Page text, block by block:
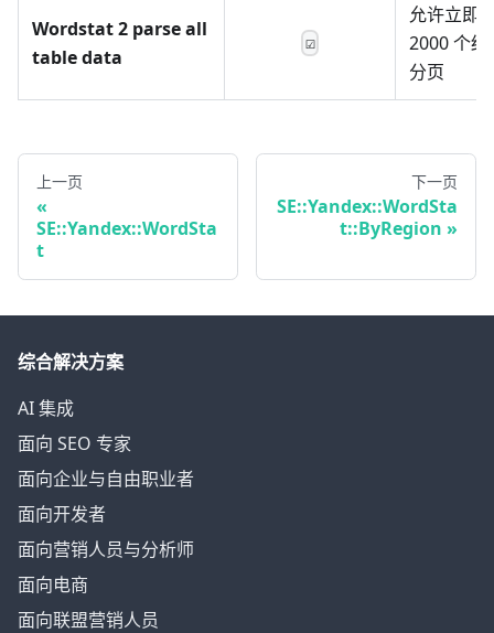
Wordstat 2 parse all
table data
☑
允许立即
2000 个
分页
上一页
SE::Yandex::WordSta
t
下一页
SE::Yandex::WordSta
t::ByRegion
综合解决方案
AI 集成
面向 SEO 专家
面向企业与自由职业者
面向开发者
面向营销人员与分析师
面向电商
面向联盟营销人员